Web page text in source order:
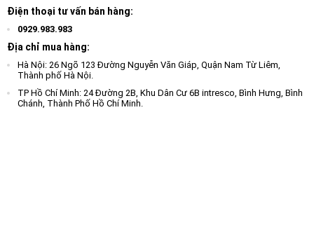
Điện thoại tư vấn bán hàng:
0929.983.983
Địa chỉ mua hàng:
Hà Nội: 26 Ngõ 123 Đường Nguyễn Văn Giáp, Quận Nam Từ Liêm,
Thành phố Hà Nội.
TP Hồ Chí Minh: 24 Đường 2B, Khu Dân Cư 6B intresco, Bình Hưng, Bình
Chánh, Thành Phố Hồ Chí Minh.